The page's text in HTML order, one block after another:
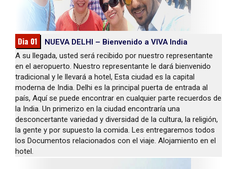
Dia 01
NUEVA DELHI – Bienvenido a VIVA India
A su llegada, usted será recibido por nuestro representante
en el aeropuerto. Nuestro representante le dará bienvenido
tradicional y le llevará a hotel, Esta ciudad es la capital
moderna de India. Delhi es la principal puerta de entrada al
país, Aquí se puede encontrar en cualquier parte recuerdos de
la India. Un primerizo en la ciudad encontraría una
desconcertante variedad y diversidad de la cultura, la religión,
la gente y por supuesto la comida. Les entregaremos todos
los Documentos relacionados con el viaje. Alojamiento en el
hotel.